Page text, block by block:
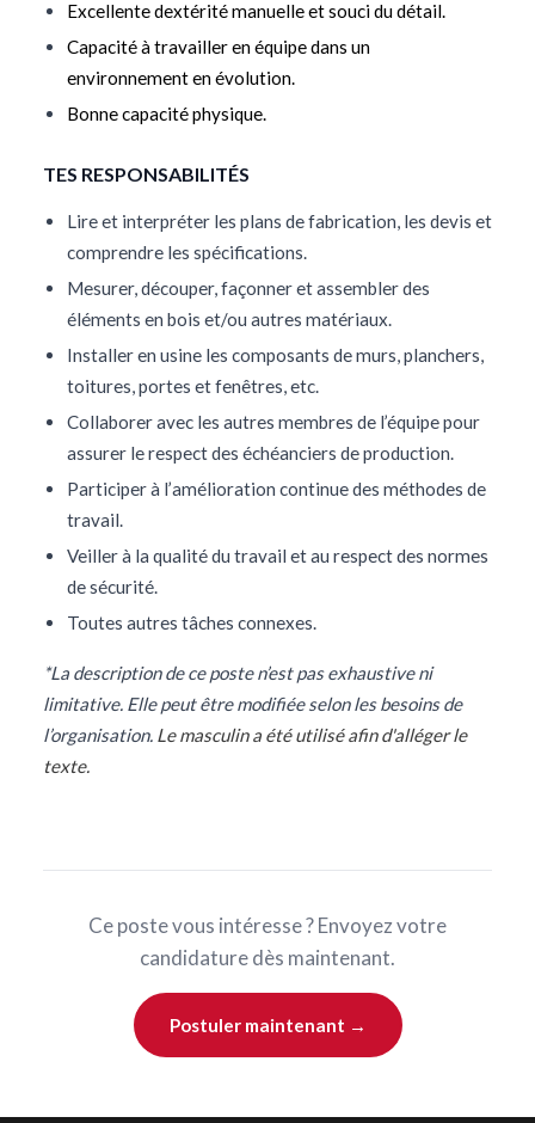
Excellente dextérité manuelle et souci du détail.
Capacité à travailler en équipe dans un
environnement en évolution.
Bonne capacité physique.
TES RESPONSABILITÉS
Lire et interpréter les plans de fabrication, les devis et
comprendre les spécifications.
Mesurer, découper, façonner et assembler des
éléments en bois et/ou autres matériaux.
Installer en usine les composants de murs, planchers,
toitures, portes et fenêtres, etc.
Collaborer avec les autres membres de l’équipe pour
assurer le respect des échéanciers de production.
Participer à l’amélioration continue des méthodes de
travail.
Veiller à la qualité du travail et au respect des normes
de sécurité.
Toutes autres tâches connexes.
*La description de ce poste n’est pas exhaustive ni
limitative. Elle peut être modifiée selon les besoins de
l’organisation. Le masculin a été utilisé afin d'alléger le
texte.
Ce poste vous intéresse ? Envoyez votre
candidature dès maintenant.
Postuler maintenant →